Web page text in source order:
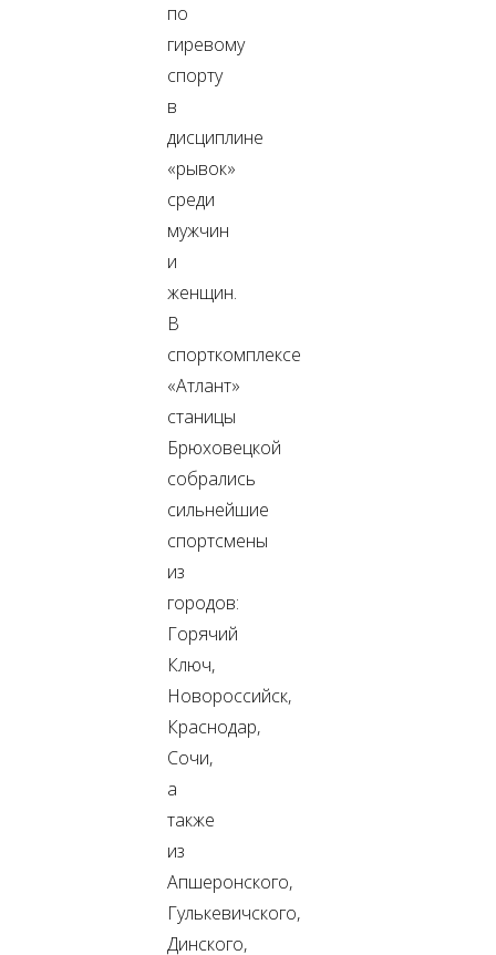
по
гиревому
спорту
в
дисциплине
«рывок»
среди
мужчин
и
женщин.
В
спорткомплексе
«Атлант»
станицы
Брюховецкой
собрались
сильнейшие
спортсмены
из
городов:
Горячий
Ключ,
Новороссийск,
Краснодар,
Сочи,
а
также
из
Апшеронского,
Гулькевичского,
Динского,